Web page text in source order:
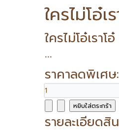
ใครไม่โอ๋เ
ใครไม่โอ๋เร
...
ราคาลดพิเศ
รายละเอียดสิ